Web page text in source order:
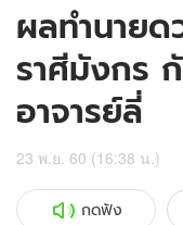
ผลทำนาย
ราศีมังกร
อาจารย์ลี่
23 พ.ย. 60 (16:38 น.)
กดฟัง